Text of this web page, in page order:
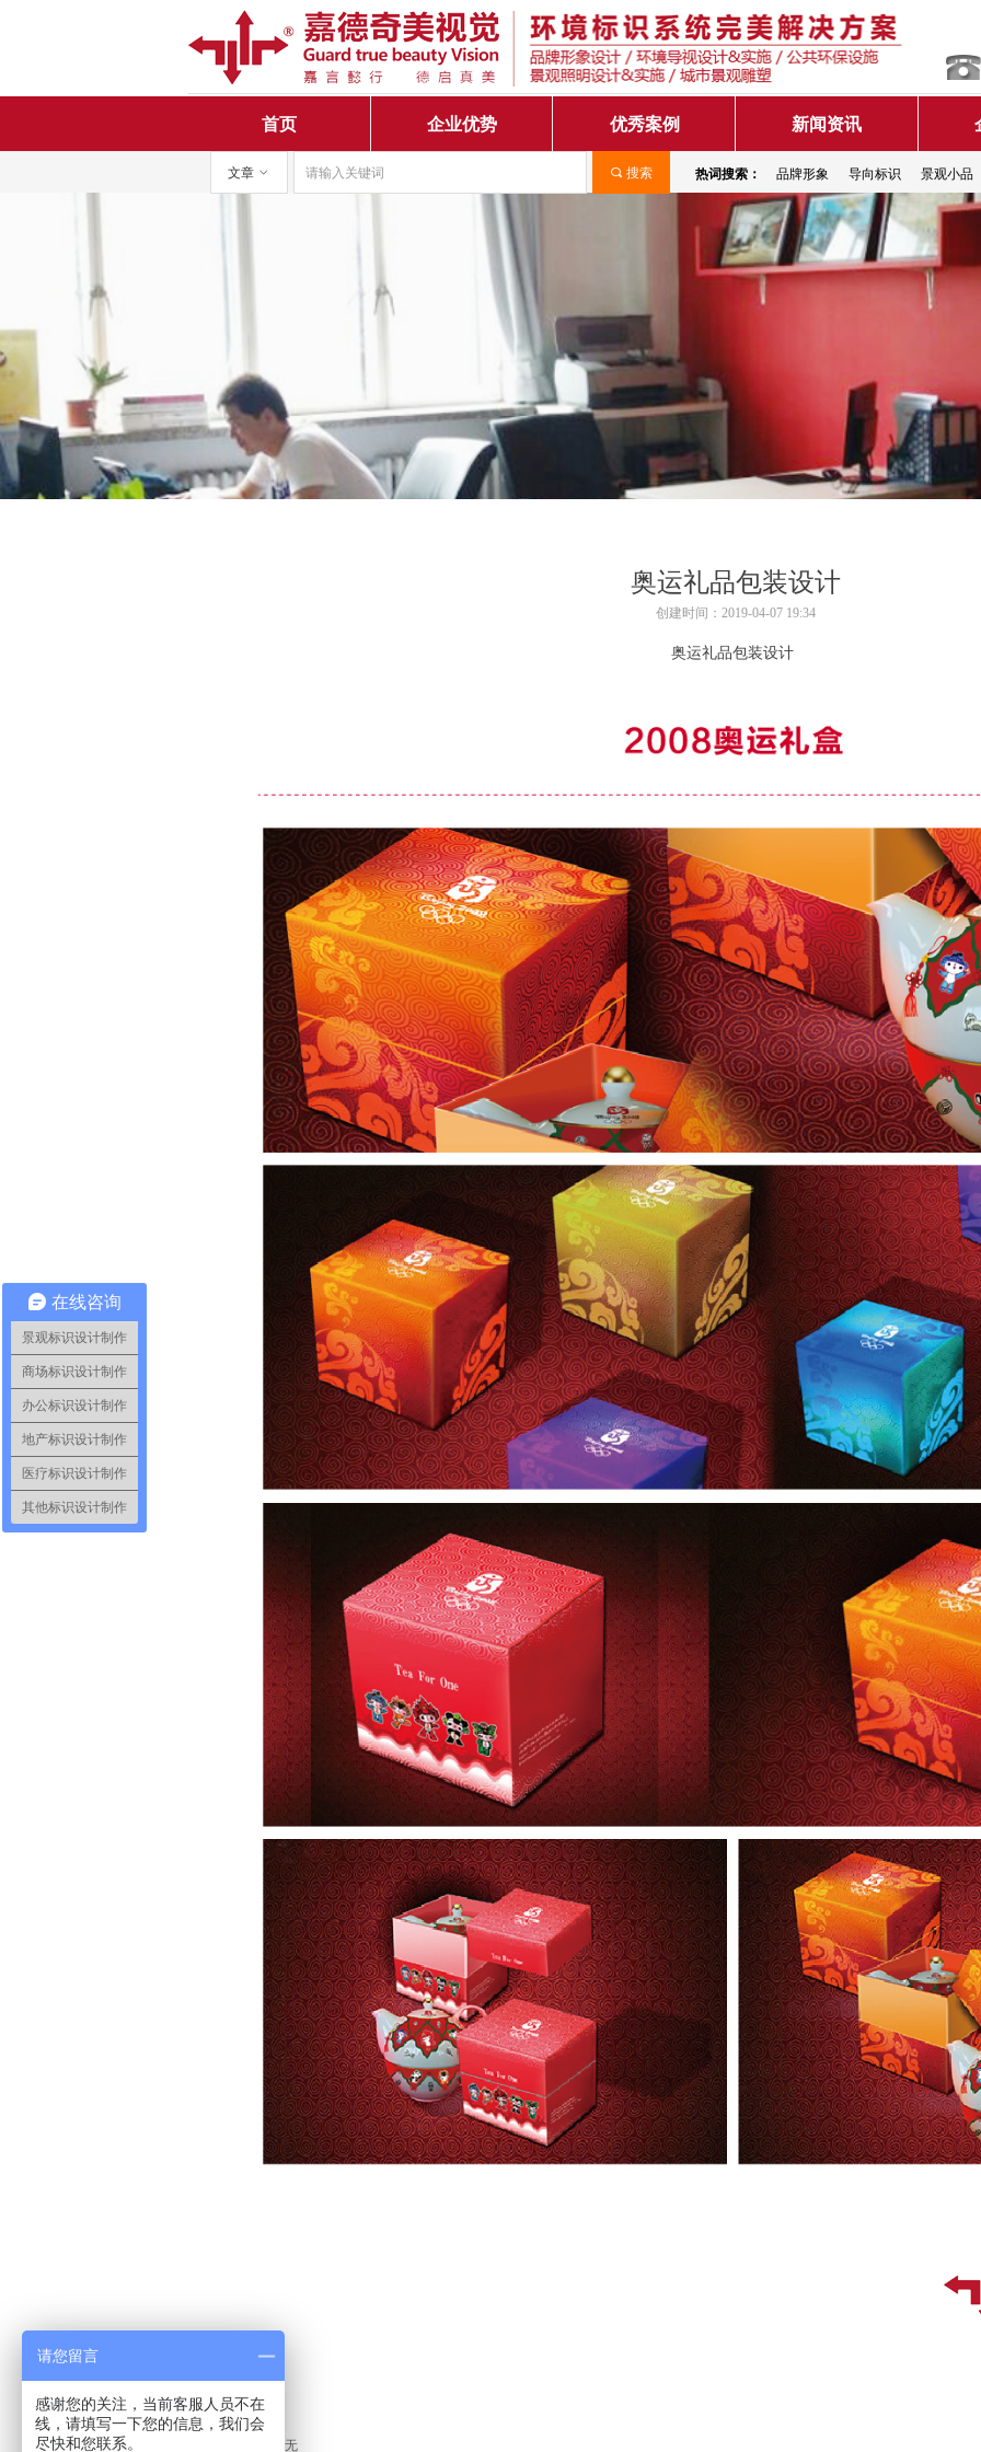
끠 搜索
文章 ꀁ 热词搜索： 品牌形象 导向标识 景观小品
首页 企业优势 优秀案例 新闻资讯
了解详情
奥运礼品包装设计
奥运礼品包装设计
创建时间： 2019-04-07 19:34
无
在线咨询
景观标识设计制作
商场标识设计制作
办公标识设计制作
地产标识设计制作
医疗标识设计制作
其他标识设计制作
请您留言
感谢您的关注，当前客服人员不在
线，请填写一下您的信息，我们会
尽快和您联系。